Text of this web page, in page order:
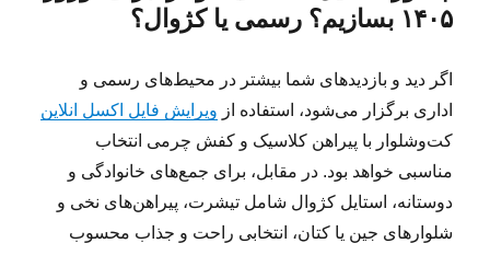
۱۴۰۵ بسازیم؟ رسمی یا کژوال؟
اگر دید و بازدیدهای شما بیشتر در محیط‌های رسمی و
اداری برگزار می‌شود، استفاده از ویرایش فایل اکسل انلاین
کت‌وشلوار با پیراهن کلاسیک و کفش چرمی انتخاب
مناسبی خواهد بود. در مقابل، برای جمع‌های خانوادگی و
دوستانه، استایل کژوال شامل تیشرت، پیراهن‌های نخی و
شلوارهای جین یا کتان، انتخابی راحت و جذاب محسوب